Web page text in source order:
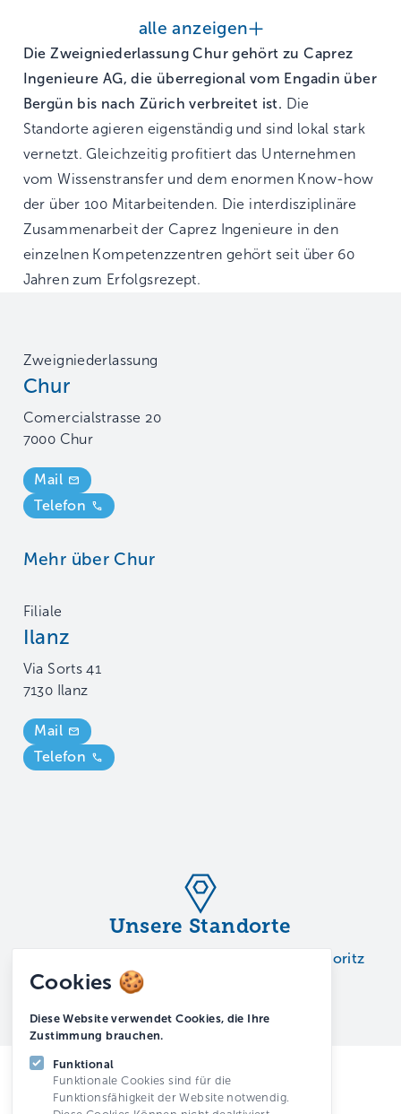
Cookies 🍪
Diese Website verwendet Cookies, die Ihre
Zustimmung brauchen.
Funktional
Funktionale Cookies sind für die
Funktionsfähigkeit der Website notwendig.
alle anzeigen
Die Zweigniederlassung Chur gehört zu Caprez
Ingenieure AG, die überregional vom Engadin über
Bergün bis nach Zürich verbreitet ist. Die
Standorte agieren eigenständig und sind lokal stark
vernetzt. Gleichzeitig profitiert das Unternehmen
vom Wissenstransfer und dem enormen Know-how
der über 100 Mitarbeitenden. Die interdisziplinäre
Zusammenarbeit der Caprez Ingenieure in den
einzelnen Kompetenzzentren gehört seit über 60
Jahren zum Erfolgsrezept.
Zweigniederlassung
Chur
Comercialstrasse 20
7000 Chur
Mail
Telefon
Mehr über Chur
Filiale
Ilanz
Via Sorts 41
7130 Ilanz
Mail
Telefon
Unsere Standorte
St. Moritz